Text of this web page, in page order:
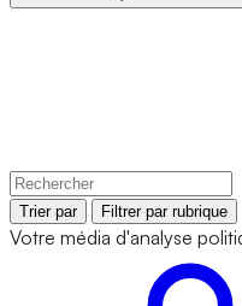
Trier par Filtrer par rubrique
Votre média d'analyse